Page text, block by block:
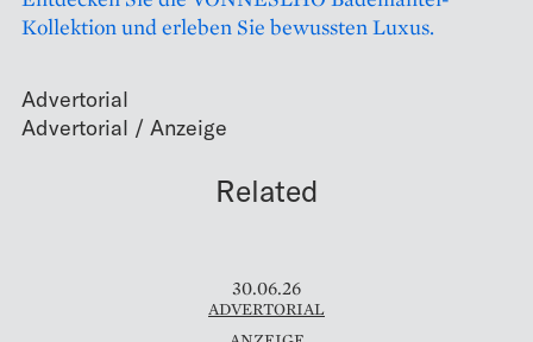
Kollektion und erleben Sie bewussten Luxus.
Advertorial
Related
30.06.26
ADVERTORIAL